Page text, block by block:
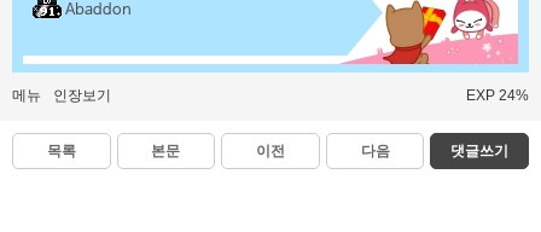
Abaddon
메뉴 인장보기 EXP 24%
목록 본문 이전 다음 댓글쓰기